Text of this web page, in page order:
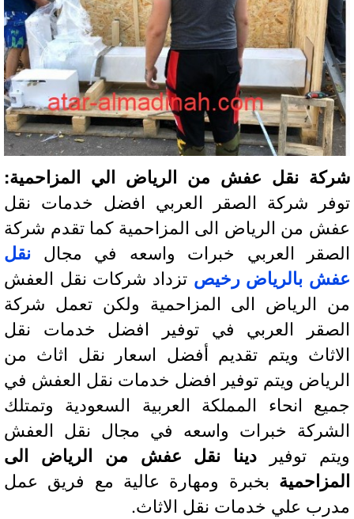
نقل عفش من الرياض الي المزاحمية:
شركة الصقر العربي افضل خدمات نقل
من الرياض الى المزاحمية كما تقدم شركة
العربي خبرات واسعه في مجال نقل
بالرياض رخيصتزداد شركات نقل العفش
الرياض الى المزاحمية ولكن تعمل شركة
العربي في توفير افضل خدمات نقل
ويتم تقديم أفضل اسعار نقل اثاث من
ويتم توفير افضل خدمات نقل العفش في
انحاء المملكة العربية السعودية وتمتلك
خبرات واسعه في مجال نقل العفش
توفير
دينا نقل عفش من الرياض الى
بخبرة ومهارة عالية مع فريق عمل
علي خدمات نقل الاثاث.